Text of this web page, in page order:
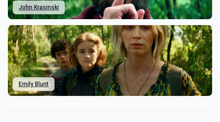
John Krasinski
Emily Blunt